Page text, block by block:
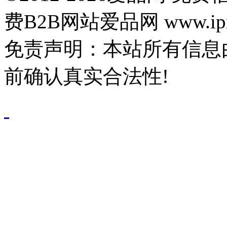
费B2B网站爱品网
免责声明：本站所有信
前确认真实合法性!